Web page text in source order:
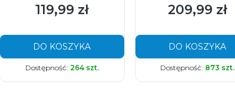
Cena
119,99 zł
DO KOSZYKA
Dostępność: 264 szt.
Cena
209,99 zł
DO KOSZYKA
Dostępność: 873 szt.